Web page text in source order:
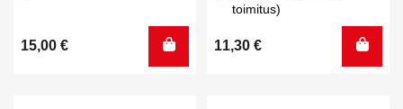
15,00 €
toimitus)
11,30 €